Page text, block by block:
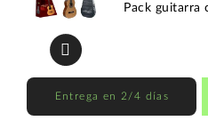
Pack guitarra
Entrega en 2/4 días